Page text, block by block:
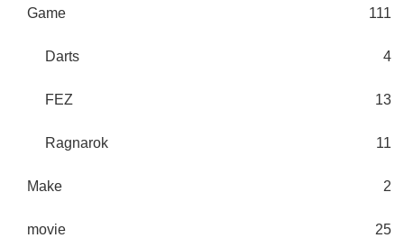
Game 111
Darts 4
FEZ 13
Ragnarok 11
Make 2
movie 25